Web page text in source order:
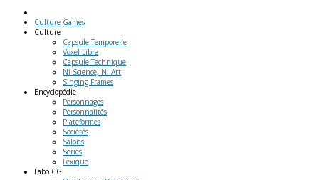
Culture Games
Culture
Capsule Temporelle
Voxel Libre
Capsule Technique
Ni Science, Ni Art
Singing Frames
Encyclopédie
Personnages
Personnalités
Plateformes
Sociétés
Salons
Séries
Lexique
Labo CG